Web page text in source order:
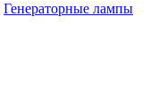
Генераторные лампы